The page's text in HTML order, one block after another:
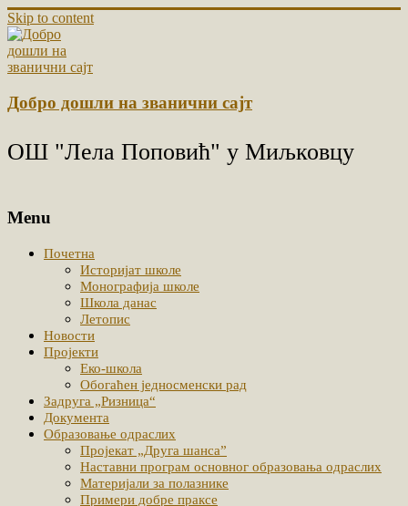
Skip to content
Добро дошли на званични сајт
ОШ "Лела Поповић" у Миљковцу
Menu
Почетна
Историјат школе
Монографија школе
Школа данас
Летопис
Новости
Пројекти
Еко-школа
Обогаћен једносменски рад
Задруга „Ризница“
Документа
Образовање одраслих
Пројекат „Друга шанса”
Наставни програм основног образовања одраслих
Материјали за полазнике
Примери добре праксе